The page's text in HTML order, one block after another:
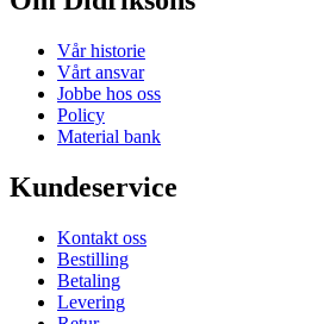
Vår historie
Vårt ansvar
Jobbe hos oss
Policy
Material bank
Kundeservice
Kontakt oss
Bestilling
Betaling
Levering